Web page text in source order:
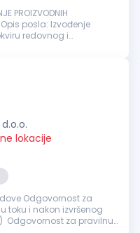
PROIZVODNIH
Izvođenje
redovnog i
lokacije
Odgovornost za
toku i nakon izvršenog
Odgovornost za pravilnu